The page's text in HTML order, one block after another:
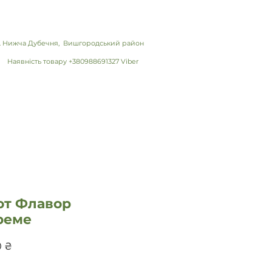
Нижча Дубечня, Вишгородський район
Наявність товару +380988691327 Viber
Флавор
₴